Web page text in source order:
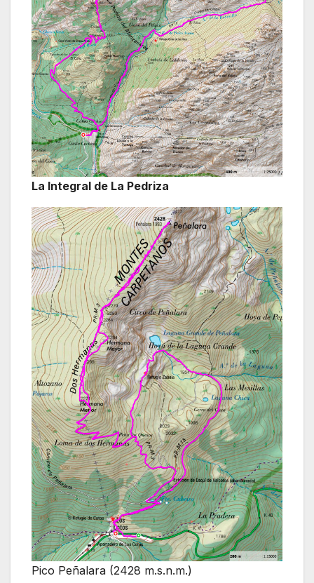
La Integral de La Pedriza
Pico Peñalara (2428 m.s.n.m.)